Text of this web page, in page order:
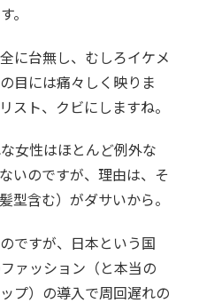
。
に台無し、むしろイケメ
目には痛々しく映りま
スト、クビにしますね。
女性はほとんど例外な
いのですが、理由は、そ
型含む）がダサいから。
ですが、日本という国
ァッション（と本当の
プ）の導入で周回遅れの